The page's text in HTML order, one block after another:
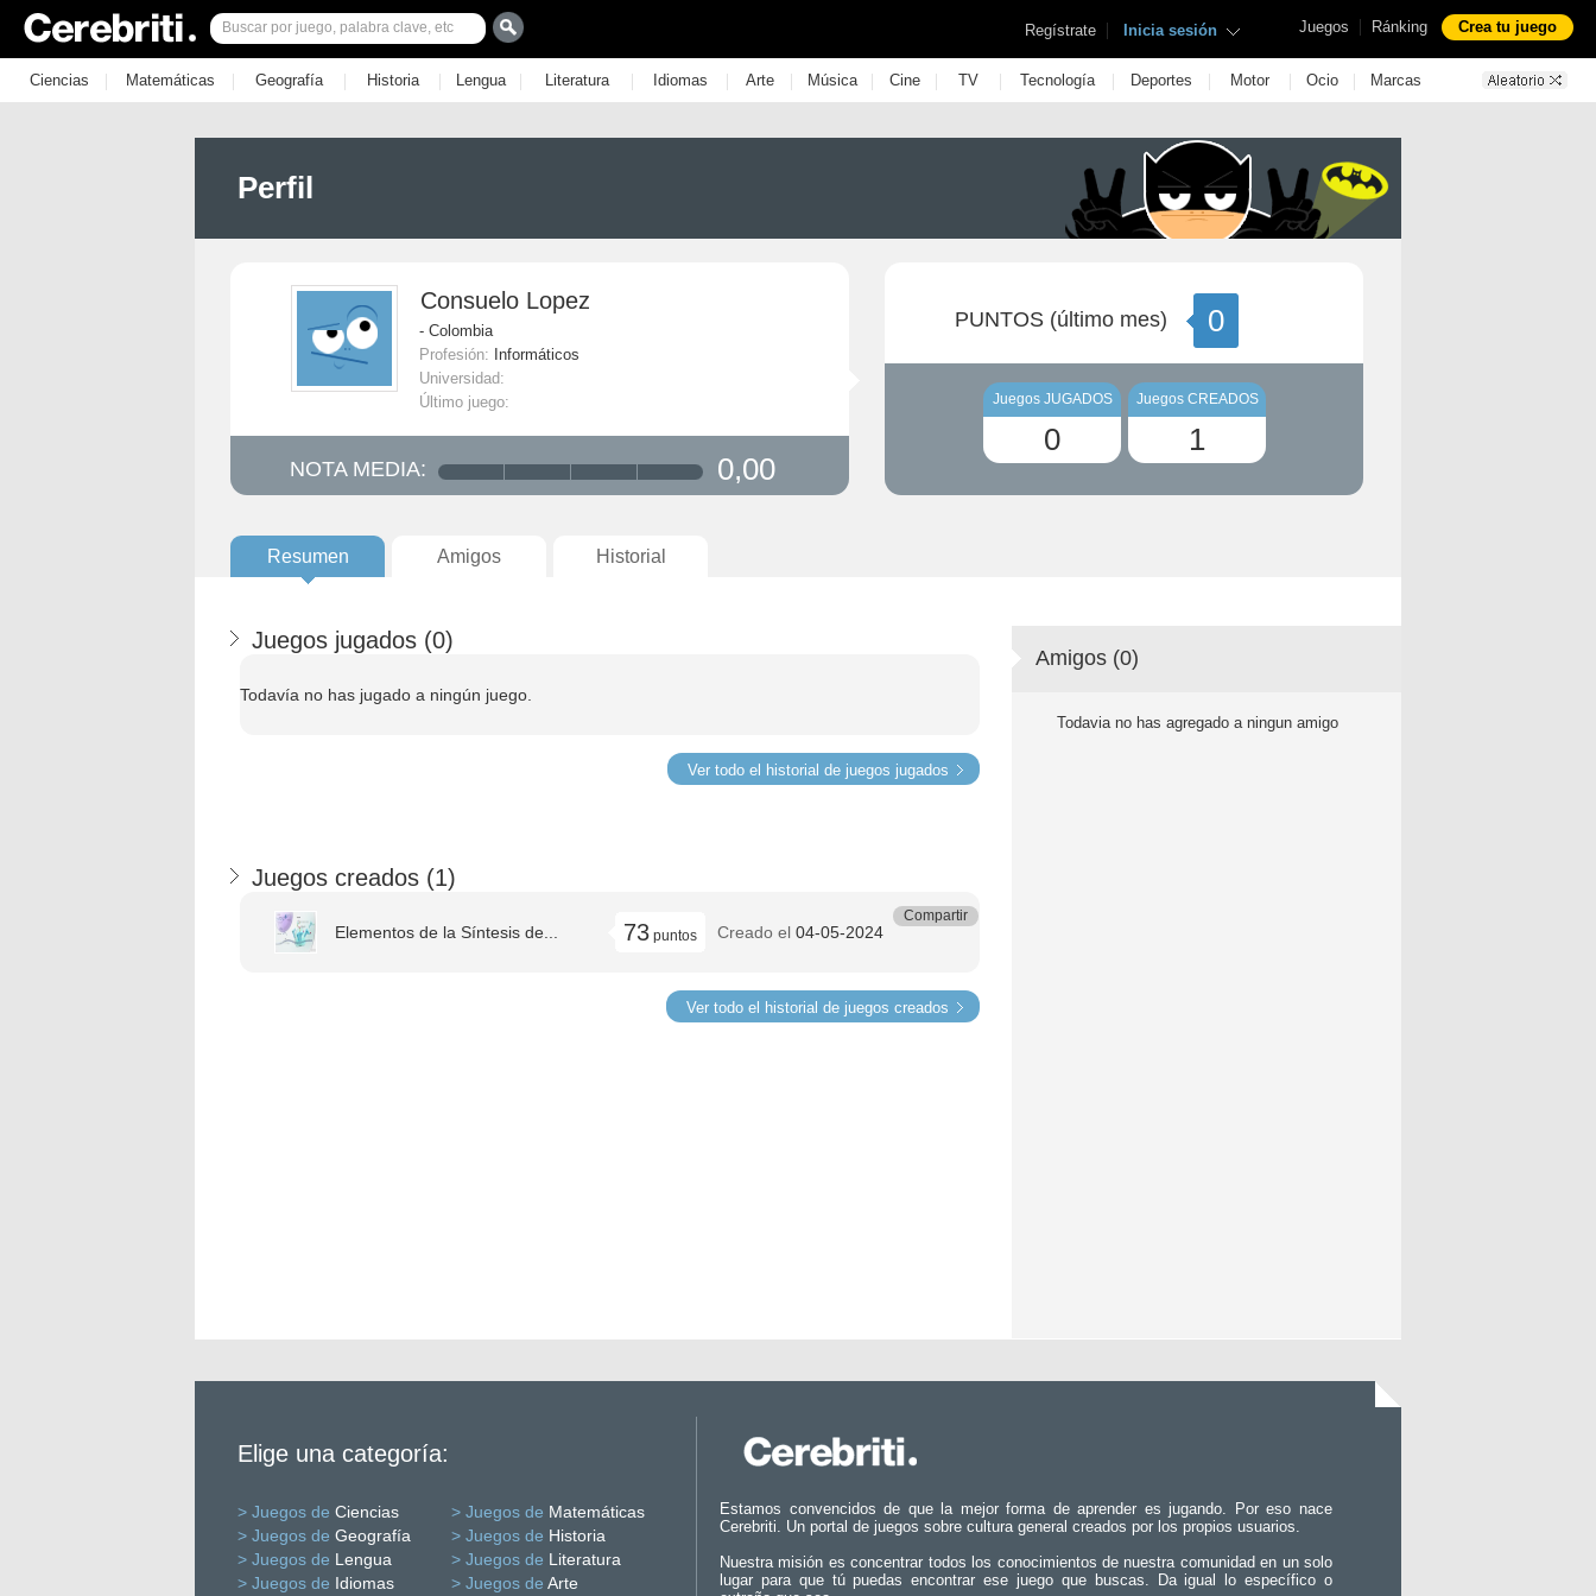
Juegos | Ránking Crea tu juego
Regístrate | Inicia sesión
Ciencias | Matemáticas | Geografía | Historia | Lengua | Literatura | Idiomas | Arte | Música | Cine | TV | Tecnología | Deportes | Motor | Ocio | Marcas
Perfil
Consuelo Lopez
- Colombia
Profesión: Informáticos
Universidad:
Último juego:
NOTA MEDIA: 0,00
PUNTOS (último mes) 0
Juegos JUGADOS
0
Juegos CREADOS
1
Resumen Amigos Historial
Juegos jugados (0)
Todavía no has jugado a ningún juego.
Ver todo el historial de juegos jugados
Juegos creados (1)
Elementos de la Síntesis de... 73 puntos Creado el 04-05-2024
Compartir
Ver todo el historial de juegos creados
Amigos (0)
Todavia no has agregado a ningun amigo
Elige una categoría:
> Juegos de Ciencias > Juegos de Matemáticas
> Juegos de Geografía > Juegos de Historia
> Juegos de Lengua > Juegos de Literatura
> Juegos de Idiomas > Juegos de Arte
Estamos convencidos de que la mejor forma de aprender es jugando. Por eso nace
Cerebriti. Un portal de juegos sobre cultura general creados por los propios usuarios.
Nuestra misión es concentrar todos los conocimientos de nuestra comunidad en un solo
lugar para que tú puedas encontrar ese juego que buscas. Da igual lo específico o